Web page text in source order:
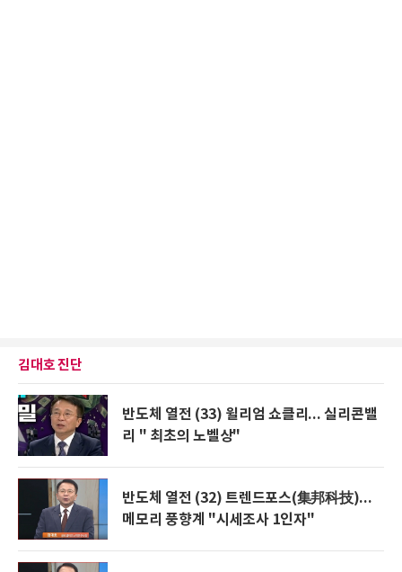
김대호 진단
반도체 열전 (33) 윌리엄 쇼클리... 실리콘밸
리 " 최초의 노벨상"
반도체 열전 (32) 트렌드포스(集邦科技)...
메모리 풍향계 "시세조사 1인자"